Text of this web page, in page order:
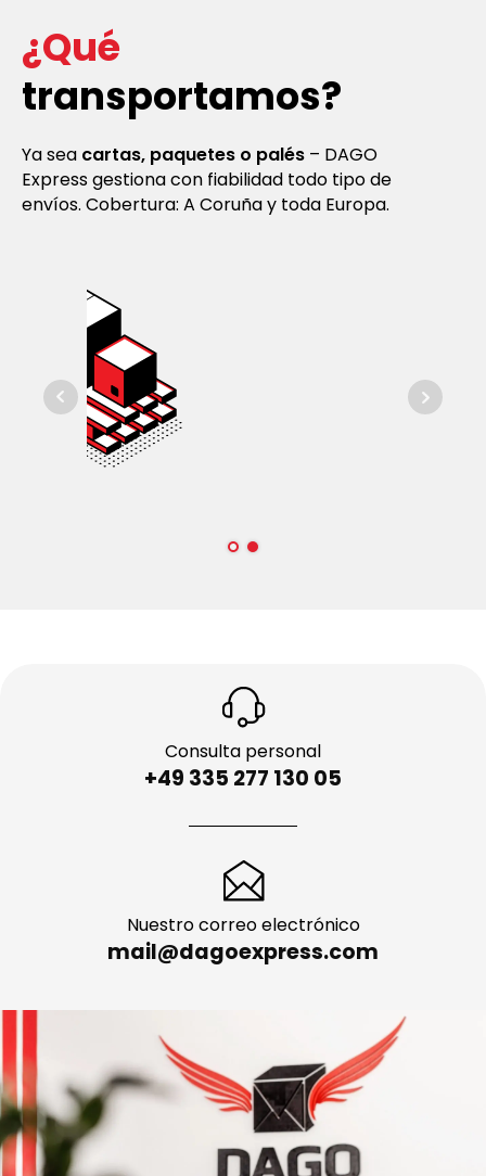
¿Qué
transportamos?
Ya sea cartas, paquetes o palés – DAGO
Express gestiona con fiabilidad todo tipo de
envíos. Cobertura: A Coruña y toda Europa.
+49 335 277 130 05
mail@dagoexpress.com